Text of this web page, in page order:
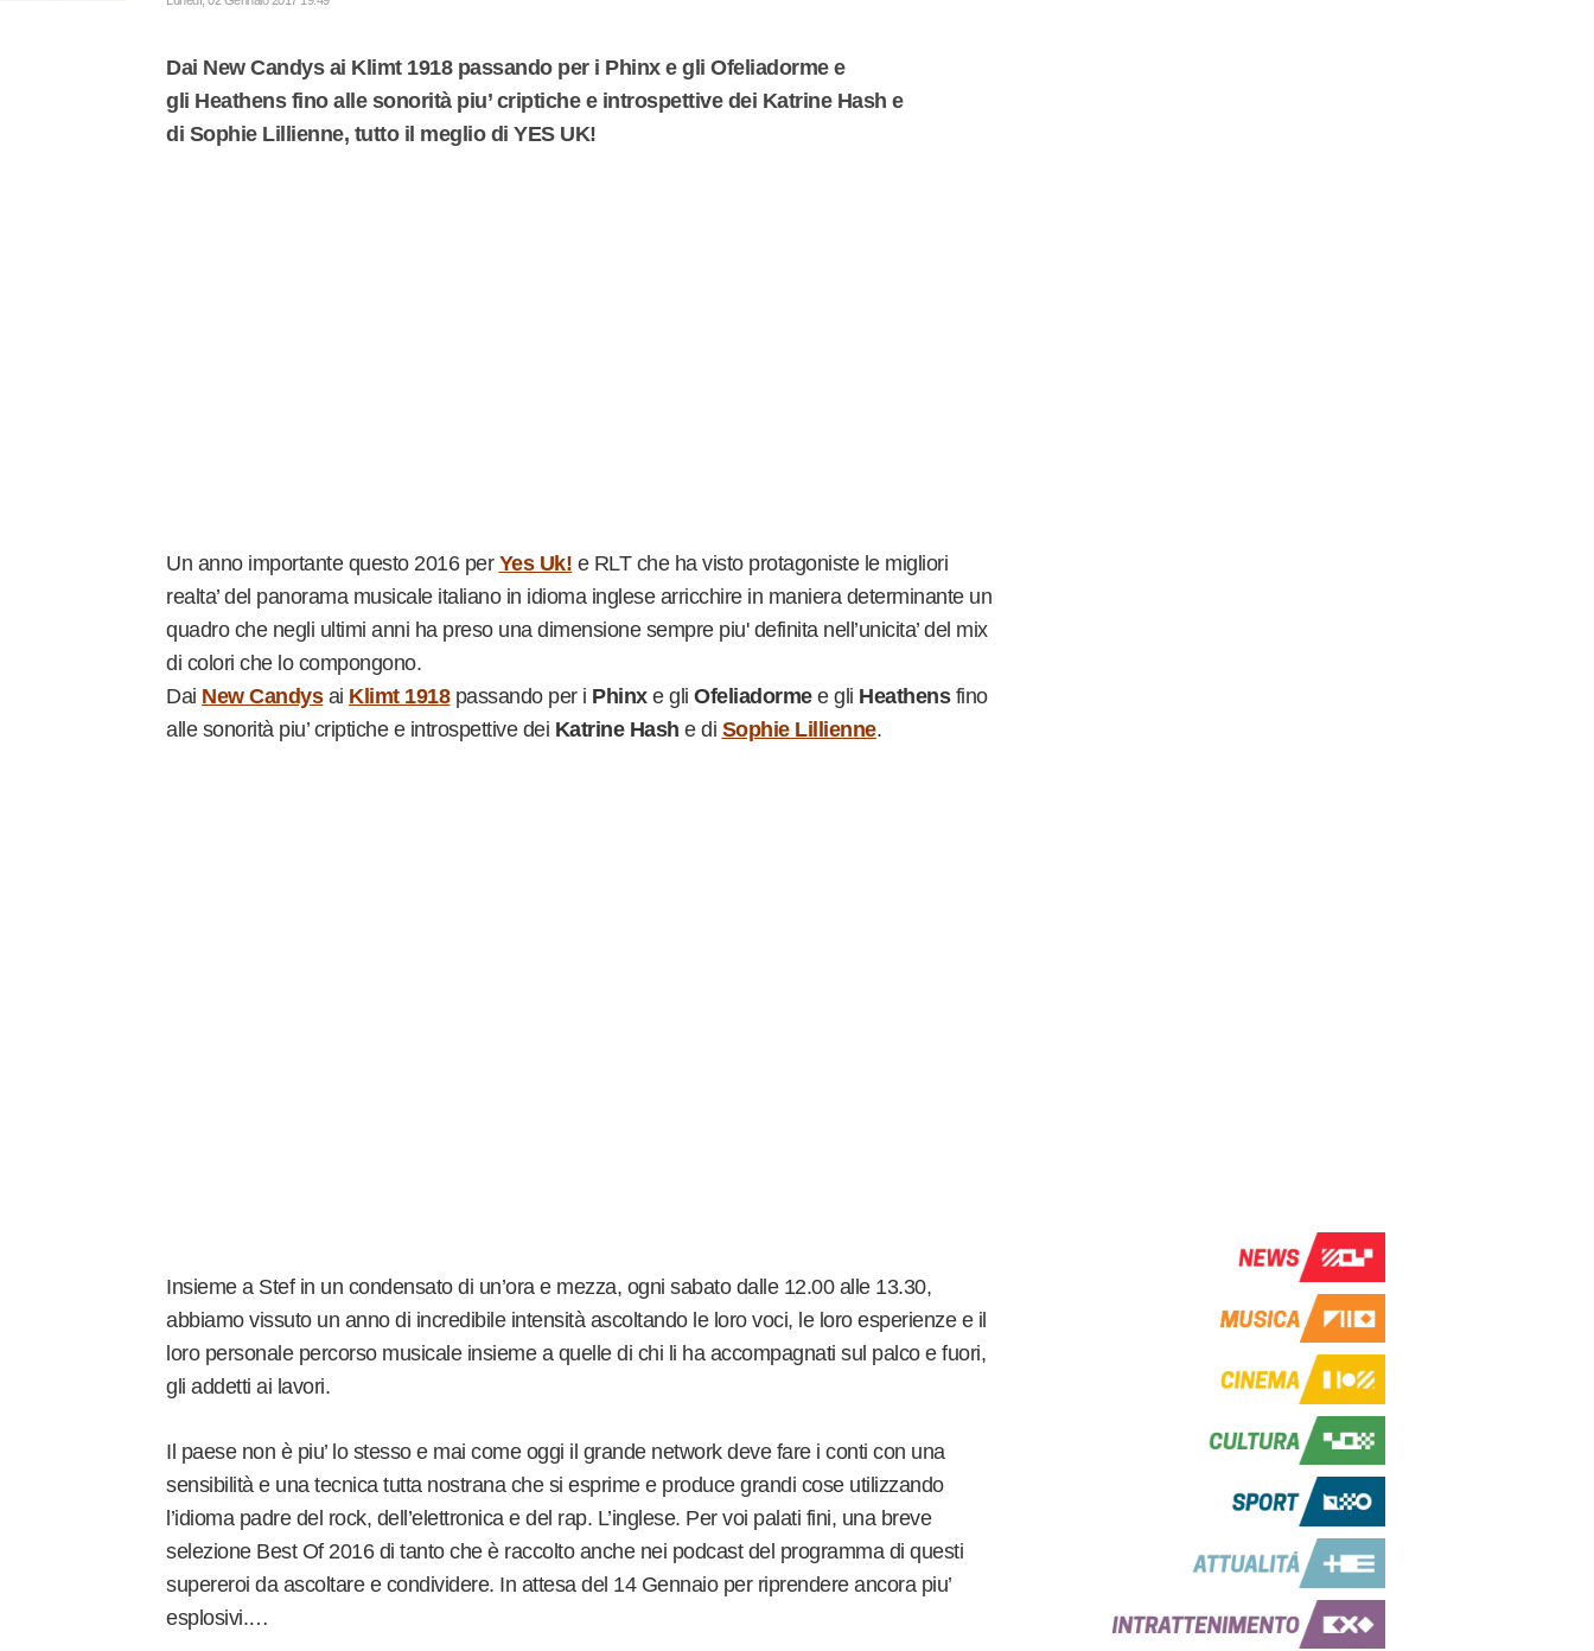
Dai New Candys ai Klimt 1918 passando per i Phinx e gli Ofeliadorme e
gli Heathens fino alle sonorità piu’ criptiche e introspettive dei Katrine Hash e
di Sophie Lillienne, tutto il meglio di YES UK!
Un anno importante questo 2016 per Yes Uk! e RLT che ha visto protagoniste le migliori
realta’ del panorama musicale italiano in idioma inglese arricchire in maniera determinante un
quadro che negli ultimi anni ha preso una dimensione sempre piu' definita nell’unicita’ del mix
di colori che lo compongono.
Dai New Candysai Klimt 1918passando per i Phinxe gliOfeliadormee gli Heathensfino
alle sonorità piu’ criptiche e introspettive dei Katrine Hash e di Sophie Lillienne.
Insieme a Stef in un condensato di un’ora e mezza, ogni sabato dalle 12.00 alle 13.30,
abbiamo vissuto un anno di incredibile intensità ascoltando le loro voci, le loro esperienze e il
loro personale percorso musicale insieme a quelle di chi li ha accompagnati sul palco e fuori,
gli addetti ai lavori.
Il paese non è piu’ lo stesso e mai come oggi il grande network deve fare i conti con una
sensibilità e una tecnica tutta nostrana che si esprime e produce grandi cose utilizzando
l’idioma padre del rock, dell’elettronica e del rap. L’inglese. Per voi palati fini, una breve
selezione Best Of 2016 di tanto che è raccolto anche nei podcast del programma di questi
supereroi da ascoltare e condividere. In attesa del 14 Gennaio per riprendere ancora piu’
esplosivi.…